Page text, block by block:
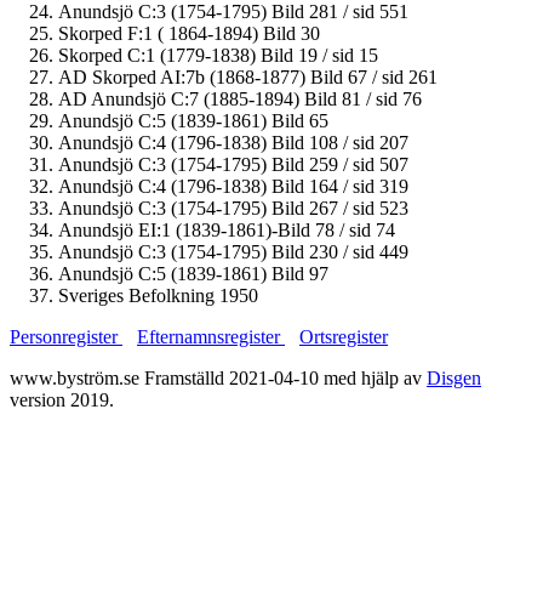
Anundsjö C:3 (1754-1795) Bild 281 / sid 551
Skorped F:1 ( 1864-1894) Bild 30
Skorped C:1 (1779-1838) Bild 19 / sid 15
AD Skorped AI:7b (1868-1877) Bild 67 / sid 261
AD Anundsjö C:7 (1885-1894) Bild 81 / sid 76
Anundsjö C:5 (1839-1861) Bild 65
Anundsjö C:4 (1796-1838) Bild 108 / sid 207
Anundsjö C:3 (1754-1795) Bild 259 / sid 507
Anundsjö C:4 (1796-1838) Bild 164 / sid 319
Anundsjö C:3 (1754-1795) Bild 267 / sid 523
Anundsjö EI:1 (1839-1861)-Bild 78 / sid 74
Anundsjö C:3 (1754-1795) Bild 230 / sid 449
Anundsjö C:5 (1839-1861) Bild 97
Sveriges Befolkning 1950
Personregister
Efternamnsregister
Ortsregister
www.byström.se Framställd 2021-04-10 med hjälp av Disgen
version 2019.